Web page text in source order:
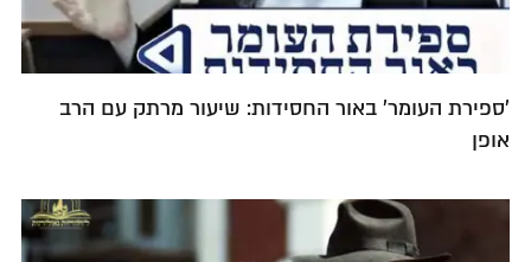
'ספירת העומר' באור החסידות: שיעור מרתק עם הרב
אופן